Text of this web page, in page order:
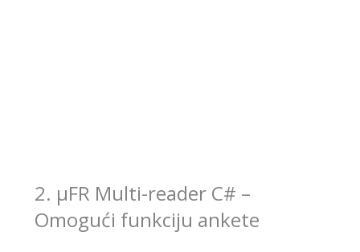
2. μFR Multi-reader C# –
Omogući funkciju ankete